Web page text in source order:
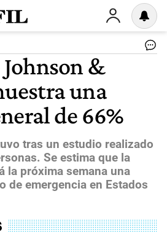
&
una
de 66%
tras un estudio realizado
Se estima que la
la próxima semana una
de emergencia en Estados